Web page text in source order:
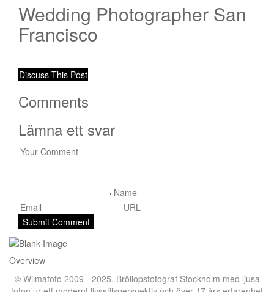
Wedding Photographer San
Francisco
Discuss This Post
Comments
Lämna ett svar
Overview
© Wilmafoto 2009 - 2025, Bröllopsfotograf Stockholm med ljusa